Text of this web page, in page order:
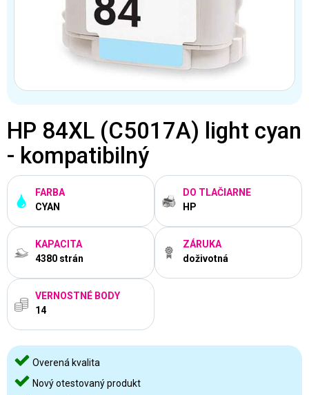
HP 84XL (C5017A) light cyan
- kompatibilný
FARBA
CYAN
DO TLAČIARNE
HP
KAPACITA
4380 strán
ZÁRUKA
doživotná
VERNOSTNÉ BODY
14
Overená kvalita
Nový otestovaný produkt